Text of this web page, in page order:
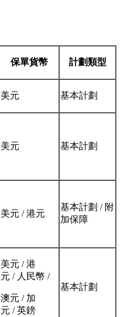
保單貨幣 計劃類型
美元 基本計劃
美元 基本計劃
美元 / 港元
基本計劃 / 附
加保障
美元 / 港
元 / 人民幣 /
澳元 / 加
元 / 英鎊
基本計劃